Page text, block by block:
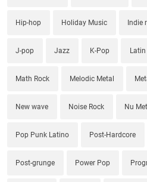
Hip-hop Holiday Music Indie
J-pop Jazz K-Pop
Math Rock Melodic Metal
New wave Noise Rock Nu
Pop Punk Latino Post-Hardcore
Post-grunge Power Pop